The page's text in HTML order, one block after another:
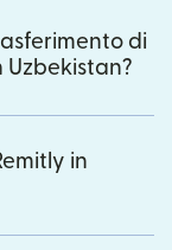
di
Uzbekistan?
in